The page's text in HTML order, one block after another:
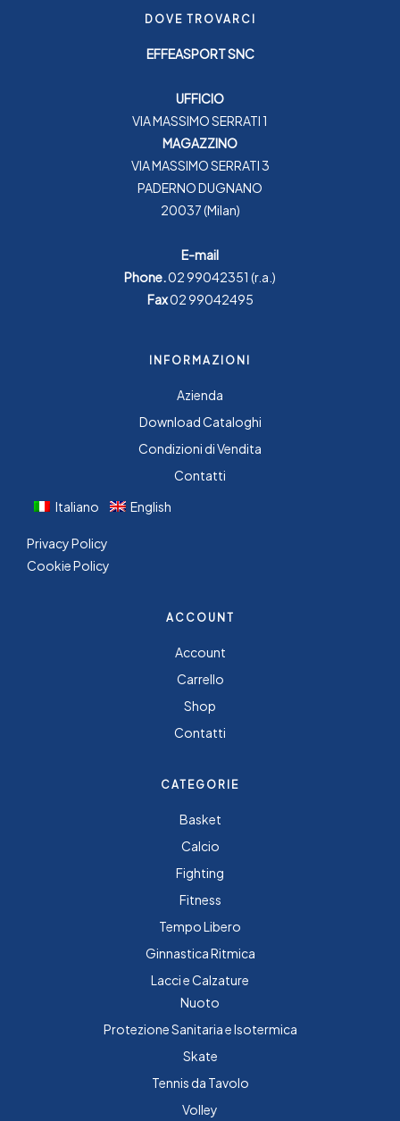
DOVE TROVARCI
EFFEASPORT SNC
UFFICIO
VIA MASSIMO SERRATI 1
MAGAZZINO
VIA MASSIMO SERRATI 3
PADERNO DUGNANO
20037 (Milan)
E-mail
Phone.02 99042351 (r.a.)
Fax02 99042495
INFORMAZIONI
Azienda
Download Cataloghi
Condizioni di Vendita
Contatti
Italiano
English
Privacy Policy
Cookie Policy
ACCOUNT
Account
Carrello
Shop
Contatti
CATEGORIE
Basket
Calcio
Fighting
Fitness
Tempo Libero
Ginnastica Ritmica
Lacci e Calzature
Nuoto
Protezione Sanitaria e Isotermica
Skate
Tennis da Tavolo
Volley